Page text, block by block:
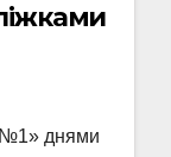
№1» днями